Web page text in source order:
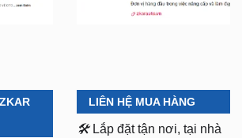
LIÊN HỆ MUA HÀNG
🛠️ Lắp đặt tận nơi, tại nhà